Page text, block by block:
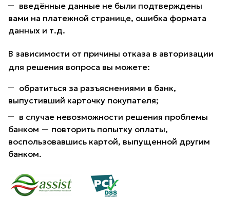
введённые данные не были подтверждены
вами на платежной странице, ошибка формата
данных и т.д.
В зависимости от причины отказа в авторизации
для решения вопроса вы можете:
обратиться за разъяснениями в банк,
выпустивший карточку покупателя;
в случае невозможности решения проблемы
банком — повторить попытку оплаты,
воспользовавшись картой, выпущенной другим
банком.